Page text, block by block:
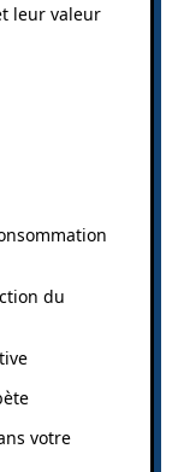
leur valeur
du
votre